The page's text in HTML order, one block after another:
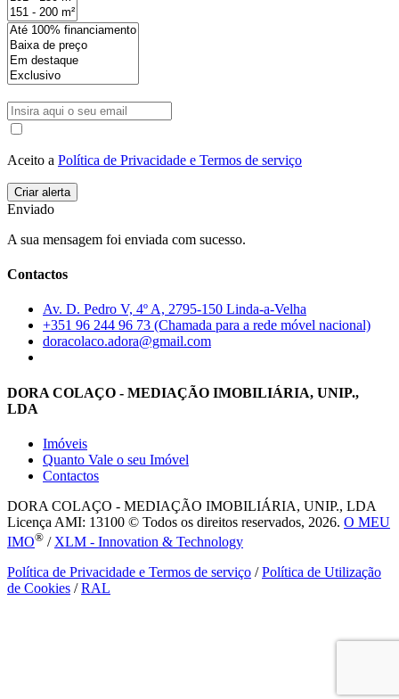
Aceito a Política de Privacidade e Termos de serviço
Enviado
A sua mensagem foi enviada com sucesso.
Contactos
Av. D. Pedro V, 4º A, 2795-150 Linda-a-Velha
+351 96 244 96 73 (Chamada para a rede móvel nacional)
doracolaco.adora@gmail.com
DORA COLAÇO - MEDIAÇÃO IMOBILIÁRIA, UNIP.,
LDA
Imóveis
Quanto Vale o seu Imóvel
Contactos
DORA COLAÇO - MEDIAÇÃO IMOBILIÁRIA, UNIP., LDA
Licença AMI: 13100 © Todos os direitos reservados, 2026. O MEU
IMO® / XLM - Innovation & Technology
Política de Privacidade e Termos de serviço /Política de Utilização
de Cookies /RAL